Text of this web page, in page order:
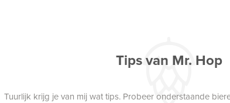
Tips van Mr. Hop
Tuurlijk krijg je van mij wat tips. Probeer onderstaande